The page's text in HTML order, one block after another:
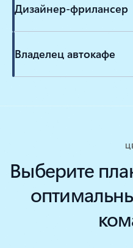
Дизайнер-фрилансер
Владелец автокафе
Выберите